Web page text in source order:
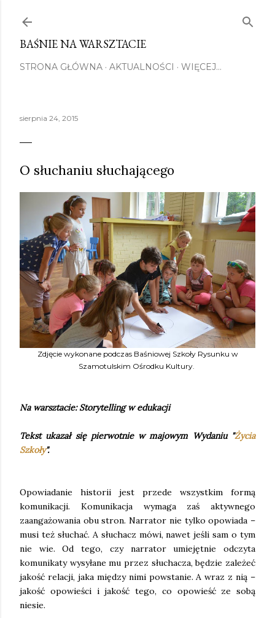
BAŚNIE NA WARSZTACIE
STRONA GŁÓWNA AKTUALNOŚCI WIĘCEJ…
sierpnia 24, 2015
O słuchaniu słuchającego
Zdjęcie wykonane podczas Baśniowej Szkoły Rysunku w
Szamotulskim Ośrodku Kultury.
Na warsztacie: Storytelling w edukacji
Tekst ukazał się pierwotnie w majowym Wydaniu "Życia
Szkoły".
Opowiadanie historii jest przede wszystkim formą
komunikacji. Komunikacja wymaga zaś aktywnego
zaangażowania obu stron. Narrator nie tylko opowiada –
musi też słuchać. A słuchacz mówi, nawet jeśli sam o tym
nie wie. Od tego, czy narrator umiejętnie odczyta
komunikaty wysyłane mu przez słuchacza, będzie zależeć
jakość relacji, jaka między nimi powstanie. A wraz z nią –
jakość opowieści i jakość tego, co opowieść ze sobą
niesie.